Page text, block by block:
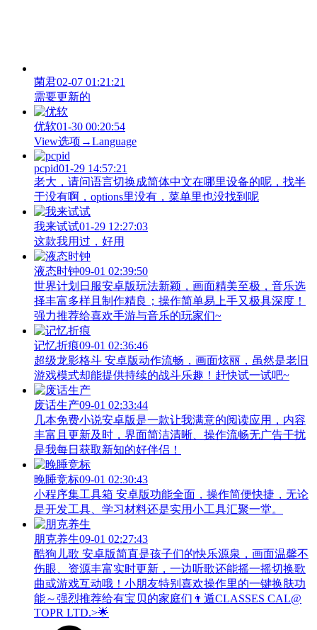
菌君02-07 01:21:21
需要更新的
优软01-30 00:20:54
View‌选项→Language
pcpid01-29 14:57:21
老大，请问语言切换成简体中文在哪里设备的呢，找半
于没有啊，options里没有，菜单里也没找到呢
我来试试01-29 12:27:03
这款我用过，好用
液态时钟09-01 02:39:50
世界计划日服安卓版玩法新颖，画面精美至极，音乐选
择丰富多样且制作精良；操作简单易上手又极具深度！
强力推荐给喜欢手游与音乐的玩家们~
记忆折痕09-01 02:36:46
超级龙影格斗 安卓版动作流畅，画面炫丽，虽然是老旧
游戏模式却能提供持续的战斗乐趣！赶快试一试吧~
废话生产09-01 02:33:44
几本免费小说安卓版是一款让我满意的阅读应用，内容
丰富且更新及时，界面简洁清晰、操作流畅无广告干扰
是我每日获取新知的好伴侣！
晚睡竞标09-01 02:30:43
小程序集工具箱 安卓版功能全面，操作简便快捷，无论
是开发工具、学习材料还是实用小工具汇聚一堂。
朋克养生09-01 02:27:43
酷狗儿歌 安卓版简直是孩子们的快乐源泉，画面温馨不
伤眼、资源丰富实时更新，一边听歌还能摇一摇切换歌
曲或游戏互动哦！小朋友特别喜欢操作里的一键换肤功
能～强烈推荐给有宝贝的家庭们👨‍遁️CLASSES CAL@
TOPR LTD.>🌟